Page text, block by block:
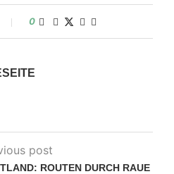
0
post
ROUTEN DURCH RAUE